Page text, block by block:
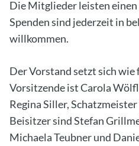
Die Mitglieder leisten einen
Spenden sind jederzeit in
willkommen.
Der Vorstand setzt sich wie
Vorsitzende ist Carola
Regina Siller,
Beisitzer sind Stefan
Michaela Teubner und